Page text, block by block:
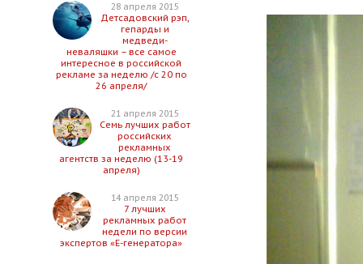
28 апреля 2015
Детсадовский рэп,
гепарды и
медведи-
неваляшки – все самое
интересное в российской
рекламе за неделю /с 20 по
26 апреля/
21 апреля 2015
Семь лучших работ
российских
рекламных
агентств за неделю (13-19
апреля)
14 апреля 2015
7 лучших
рекламных работ
недели по версии
экспертов «Е-генератора»